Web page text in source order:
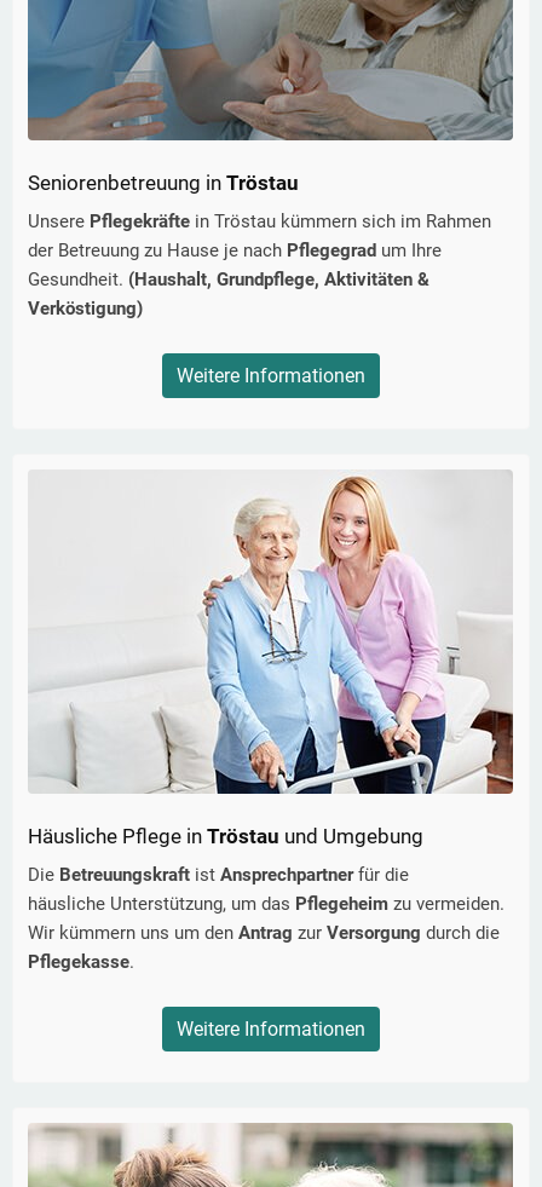
Seniorenbetreuung in Tröstau
Unsere Pflegekräfte in Tröstau kümmern sich im Rahmen
der Betreuung zu Hause je nach Pflegegrad um Ihre
Gesundheit. (Haushalt, Grundpflege, Aktivitäten &
Verköstigung)
Weitere Informationen
Häusliche Pflege in Tröstau und Umgebung
Die Betreuungskraft ist Ansprechpartnerfür die
häusliche Unterstützung, um das Pflegeheim zu vermeiden.
Wir kümmern uns um den Antrag zur Versorgung durch die
Pflegekasse.
Weitere Informationen